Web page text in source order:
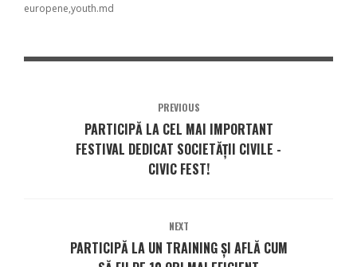
europene youth.md
PREVIOUS
PARTICIPĂ LA CEL MAI IMPORTANT
FESTIVAL DEDICAT SOCIETĂȚII CIVILE -
CIVIC FEST!
NEXT
PARTICIPĂ LA UN TRAINING ȘI AFLĂ CUM